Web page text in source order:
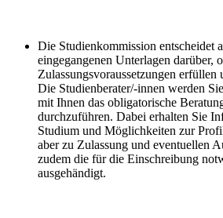
Die Studienkommission entscheidet
eingegangenen Unterlagen darüber,
Zulassungsvoraussetzungen
Die Studienberater/-innen werden
mit Ihnen das obligatorische
durchzuführen. Dabei erhalten Sie
Studium und Möglichkeiten zur
aber zu Zulassung und eventuellen
zudem die für die Einschreibung
ausgehändigt.